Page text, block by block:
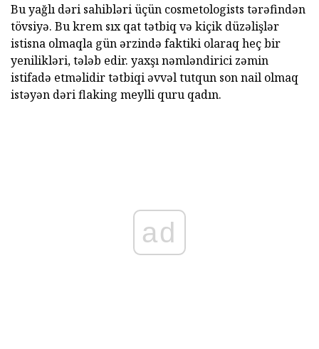
Bu yağlı dəri sahibləri üçün cosmetologists tərəfindən
tövsiyə. Bu krem sıx qat tətbiq və kiçik düzəlişlər
istisna olmaqla gün ərzində faktiki olaraq heç bir
yenilikləri, tələb edir. yaxşı nəmləndirici zəmin
istifadə etməlidir tətbiqi əvvəl tutqun son nail olmaq
istəyən dəri flaking meylli quru qadın.
ad